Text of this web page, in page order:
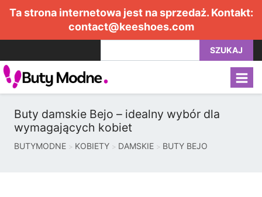
Ta strona internetowa jest na sprzedaż. Kontakt:
contact@keeshoes.com
SZUKAJ
Buty damskie Bejo – idealny wybór dla
wymagających kobiet
BUTYMODNE KOBIETY DAMSKIE BUTY BEJO